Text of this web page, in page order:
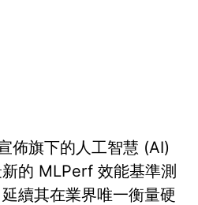
佈旗下的人工智慧 (AI)
的 MLPerf 效能基準測
續其在業界唯一衡量硬